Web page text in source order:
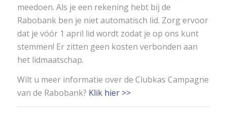
meedoen. Als je een rekening hebt bij de
Rabobank ben je niet automatisch lid. Zorg ervoor
dat je vóór 1 april lid wordt zodat je op ons kunt
stemmen! Er zitten geen kosten verbonden aan
het lidmaatschap.
Wilt u meer informatie over de Clubkas Campagne
van de Rabobank? Klik hier >>